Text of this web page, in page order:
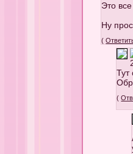
Это
Ну
(
Тут
(